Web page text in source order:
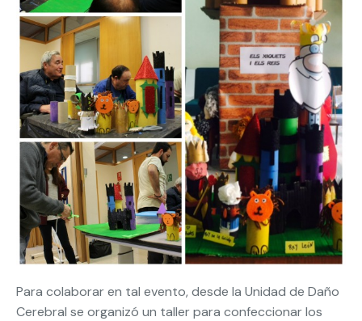
Para colaborar en tal evento, desde la Unidad de Daño
Cerebral se organizó un taller para confeccionar los